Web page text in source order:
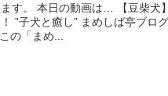
す。 本日の動画は… 【豆柴犬
”子犬と癒し” まめしば亭ブロ
の「まめ...